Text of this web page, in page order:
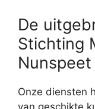
De
Stichting
Onze diensten
van geschikte